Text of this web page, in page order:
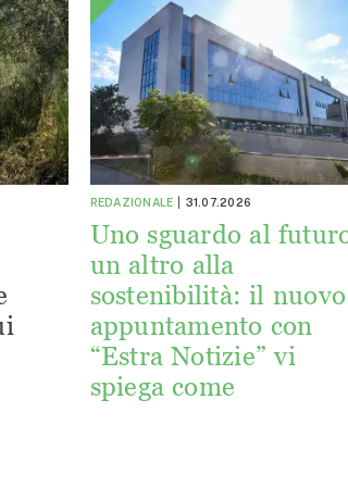
REDAZIONALE 31.07.2026
Uno sguardo al
un altro alla
sostenibilità: il nuovo
appuntamento con
“Estra Notizie” vi
spiega come